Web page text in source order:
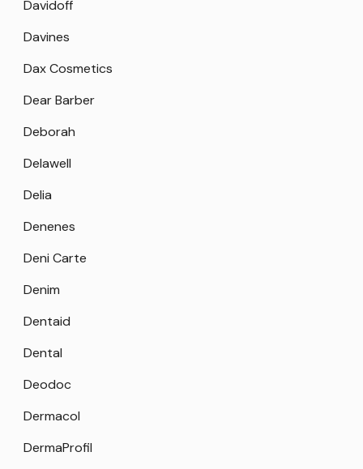
Davidoff
Davines
Dax Cosmetics
Dear Barber
Deborah
Delawell
Delia
Denenes
Deni Carte
Denim
Dentaid
Dental
Deodoc
Dermacol
DermaProfil